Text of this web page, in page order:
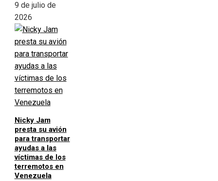
9 de julio de
2026
Nicky Jam
presta su avión
para transportar
ayudas a las
víctimas de los
terremotos en
Venezuela